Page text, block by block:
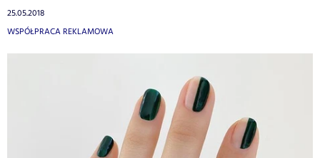
25.05.2018
WSPÓŁPRACA REKLAMOWA